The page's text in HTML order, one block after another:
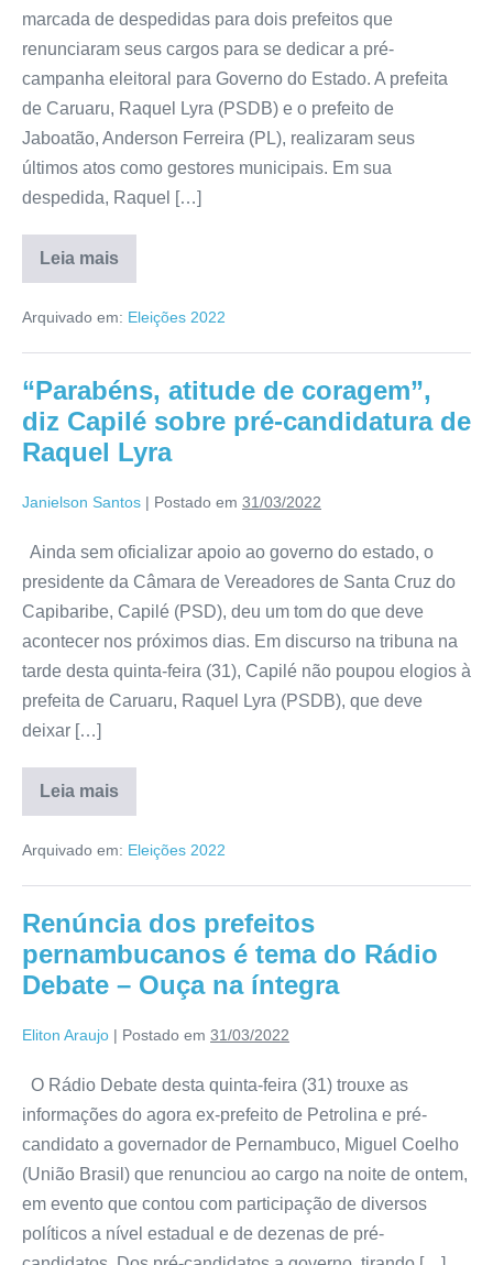
marcada de despedidas para dois prefeitos que
renunciaram seus cargos para se dedicar a pré-
campanha eleitoral para Governo do Estado. A prefeita
de Caruaru, Raquel Lyra (PSDB) e o prefeito de
Jaboatão, Anderson Ferreira (PL), realizaram seus
últimos atos como gestores municipais. Em sua
despedida, Raquel […]
Leia mais
Arquivado em: Eleições 2022
“Parabéns, atitude de coragem”,
diz Capilé sobre pré-candidatura de
Raquel Lyra
Janielson Santos | Postado em 31/03/2022
Ainda sem oficializar apoio ao governo do estado, o
presidente da Câmara de Vereadores de Santa Cruz do
Capibaribe, Capilé (PSD), deu um tom do que deve
acontecer nos próximos dias. Em discurso na tribuna na
tarde desta quinta-feira (31), Capilé não poupou elogios à
prefeita de Caruaru, Raquel Lyra (PSDB), que deve
deixar […]
Leia mais
Arquivado em: Eleições 2022
Renúncia dos prefeitos
pernambucanos é tema do Rádio
Debate – Ouça na íntegra
Eliton Araujo | Postado em 31/03/2022
O Rádio Debate desta quinta-feira (31) trouxe as
informações do agora ex-prefeito de Petrolina e pré-
candidato a governador de Pernambuco, Miguel Coelho
(União Brasil) que renunciou ao cargo na noite de ontem,
em evento que contou com participação de diversos
políticos a nível estadual e de dezenas de pré-